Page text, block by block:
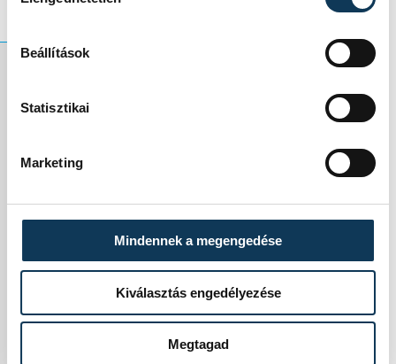
Beállítások
Statisztikai
Marketing
Mindennek a megengedése
Kiválasztás engedélyezése
Megtagad
végigmenni egy
frissen felújított
úton egy ilyen
menetoszloppal